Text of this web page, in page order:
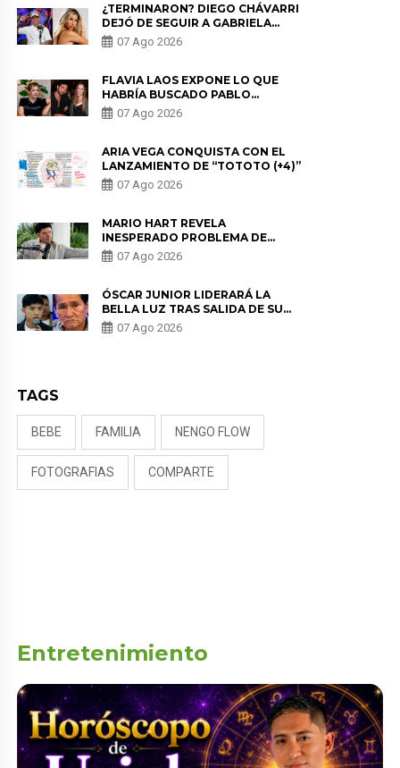
¿TERMINARON? DIEGO CHÁVARRI
DEJÓ DE SEGUIR A GABRIELA
HERRERA Y ANUNCIA SU SALIDA
DE PÓDCAST
07 Ago 2026
FLAVIA LAOS EXPONE LO QUE
HABRÍA BUSCADO PABLO
HEREDIA CON ALE FULLER: “UNA
DE LAS PARTES QUERÍA EL
07 Ago 2026
ARIA VEGA CONQUISTA CON EL
LANZAMIENTO DE “TOTOTO (+4)”
07 Ago 2026
MARIO HART REVELA
INESPERADO PROBLEMA DE
SALUD ANTES DE SEPARARSE DE
KORINA: “ME ENCONTRARON UN
07 Ago 2026
ÓSCAR JUNIOR LIDERARÁ LA
BELLA LUZ TRAS SALIDA DE SU
PADRE POR POLÉMICA CON
NALDY SALDAÑA
07 Ago 2026
TAGS
BEBE FAMILIA NENGO FLOW
FOTOGRAFIAS COMPARTE
Entretenimiento